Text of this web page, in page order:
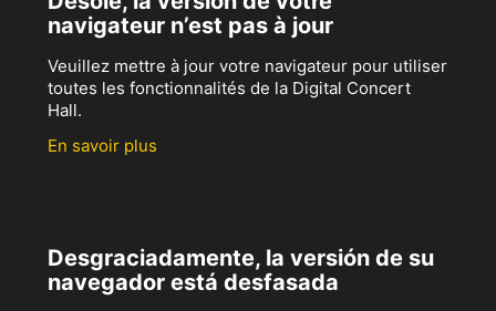
navigateur n’est pas à jour
Veuillez mettre à jour votre navigateur pour utiliser
toutes les fonctionnalités de la Digital Concert
Hall.
En savoir plus
Desgraciadamente, la versión de su
navegador está desfasada